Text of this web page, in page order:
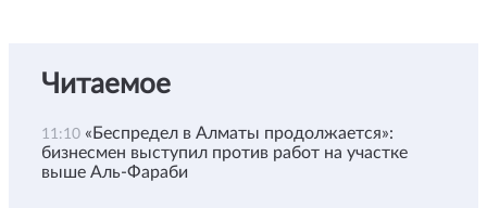
Читаемое
11:10 «Беспредел в Алматы продолжается»:
бизнесмен выступил против работ на участке
выше Аль-Фараби